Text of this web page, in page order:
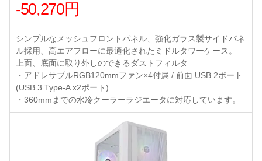
-50,270円
シンプルなメッシュフロントパネル、強化ガラス製サイドパネ
ル採用、高エアフローに最適化されたミドルタワーケース。
上面、底面に取り外しのできるダストフィルタ
・アドレサブルRGB120mmファン×4付属 / 前面 USB 2ポート
(USB 3 Type-A x2ポート)
・360mmまでの水冷クーラーラジエータに対応しています。